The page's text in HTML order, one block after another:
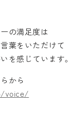
の満足度は
葉をいただけて
を感じています。
から
voice/